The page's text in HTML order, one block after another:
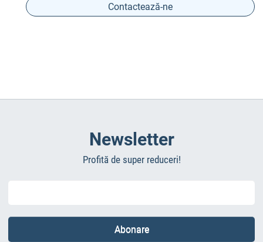
Contactează-ne
Newsletter
Profită de super reduceri!